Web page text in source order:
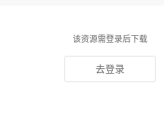
该资源需登录后下载
去登录